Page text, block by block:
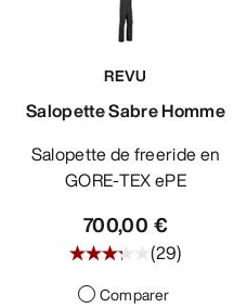
REVU
Salopette Sabre Homme
Salopette de freeride en
GORE-TEX ePE
700,00 €
(29)
Comparer